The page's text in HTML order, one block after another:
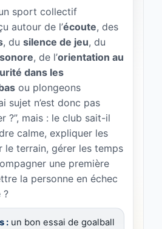
sport collectif
autour de l’écoute, des
, du silence de jeu, du
, de l’orientation au
dans les
ou plongeons
sujet n’est donc pas
?”, mais : le club sait-il
calme, expliquer les
le terrain, gérer les temps
une première
la personne en échec
?
: un bon essai de goalball